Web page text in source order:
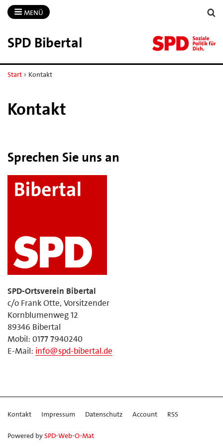
MENÜ
SPD Bibertal
Start › Kontakt
Kontakt
Sprechen Sie uns an
SPD-Ortsverein Bibertal
c/o Frank Otte, Vorsitzender
Kornblumenweg 12
89346 Bibertal
Mobil: 0177 7940240
E-Mail: info@spd-bibertal.de
Kontakt Impressum Datenschutz Account RSS
Powered bySPD-Web-O-Mat